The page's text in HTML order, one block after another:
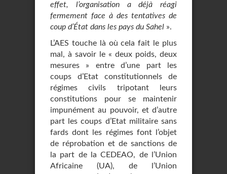
effet, l’organisation a déjà réagi
fermement face à des tentatives de
coup d’État dans les pays du Sahel ».
L’AES touche là où cela fait le plus
mal, à savoir le « deux poids, deux
mesures » entre d’une part les
coups d’Etat constitutionnels de
régimes civils tripotant leurs
constitutions pour se maintenir
impunément au pouvoir, et d’autre
part les coups d’Etat militaire sans
fards dont les régimes font l’objet
de réprobation et de sanctions de
la part de la CEDEAO, de l’Union
Africaine (UA), de l’Union